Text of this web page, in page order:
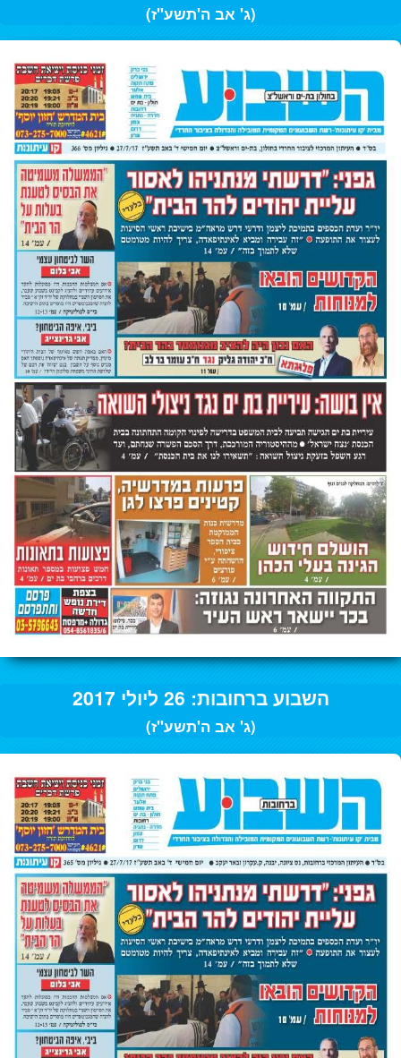
(ג' אב ה'תשע"ז)
השבוע ברחובות: 26 ליולי 2017
(ג' אב ה'תשע"ז)